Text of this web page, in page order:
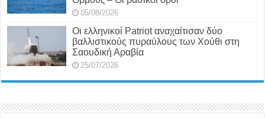
05/08/2026
Οι ελληνικοί Patriot αναχαίτισαν δύο
βαλλιστικούς πυραύλους των Χούθι στη
Σαουδική Αραβία
25/07/2026